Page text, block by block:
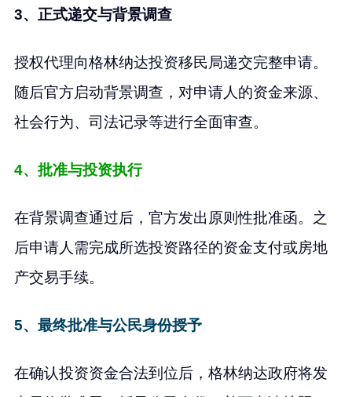
3、正式递交与背景调查
授权代理向格林纳达投资移民局递交完整申请。
随后官方启动背景调查，对申请人的资金来源、
社会行为、司法记录等进行全面审查。
4、批准与投资执行
在背景调查通过后，官方发出原则性批准函。之
后申请人需完成所选投资路径的资金支付或房地
产交易手续。
5、最终批准与公民身份授予
在确认投资资金合法到位后，格林纳达政府将发